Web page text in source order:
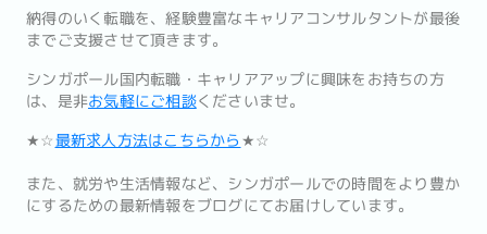
納得のいく転職を、経験豊富なキャリアコンサルタントが最後
までご支援させて頂きます。
シンガポール国内転職・キャリアアップに興味をお持ちの方
は、是非お気軽にご相談くださいませ。
★☆最新求人方法はこちらから ★☆
また、就労や生活情報など、シンガポールでの時間をより豊か
にするための最新情報をブログにてお届けしています。